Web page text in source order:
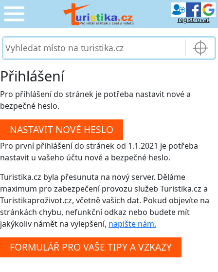
registrovat
CESTOVÁNÍ
SLUŽBY & DOPRAVA
PRO TURISTY ›
MOJE TURISTIKA ›
Přihlášení
Pro přihlášení do stránek je potřeba nastavit nové a
bezpečné heslo.
Pro první přihlášení do stránek od 1.1.2021 je potřeba
nastavit u vašeho účtu nové a bezpečné heslo.
Turistika.cz byla přesunuta na nový server. Děláme
maximum pro zabezpečení provozu služeb Turistika.cz a
Turistikaproživot.cz, včetně vašich dat. Pokud objevíte na
stránkách chybu, nefunkční odkaz nebo budete mít
jakýkoliv námět na vylepšení, napište nám.